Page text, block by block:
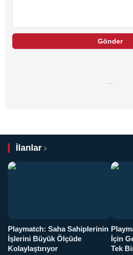
Gönder
İlanlar
Playmatch: Saha Sahiplerinin
İşlerini Büyük Ölçüde
Kolaylaştırıyor
İçin
Tek